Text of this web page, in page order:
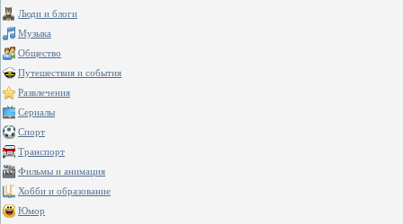
Люди и блоги
Музыка
Общество
Путешествия и события
Развлечения
Сериалы
Спорт
Транспорт
Фильмы и анимация
Хобби и образование
Юмор